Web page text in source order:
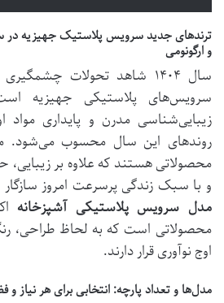
و ارگونومی
سال ۱۴۰۴ شاهد تحولات
سرویس‌های پلاستیکی جهیزیه
زیبایی‌شناسی مدرن و پایداری مواد
روندهای این سال محسوب می‌شود.
محصولاتی هستند که علاوه بر زیبایی،
و با سبک زندگی پرسرعت امروز
مدل سرویس پلاستیکی آشپزخانه
محصولاتی است که به لحاظ طراحی،
اوج نوآوری قرار دارند.
مدل‌ها و تعداد پارچه: انتخابی برای هر نیاز و